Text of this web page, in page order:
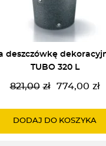
deszczówkę
TUBO 320 L
821,00 zł
Pierwotna
wynosiła:
774,00 zł
Aktualna
wynosi:
DODAJ DO KOSZYKA